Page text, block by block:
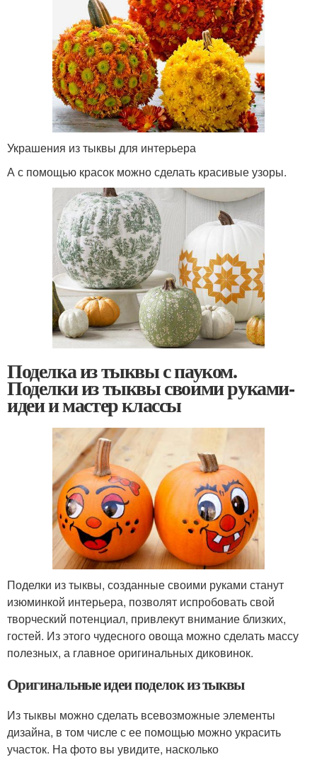
Украшения из тыквы для интерьера
А с помощью красок можно сделать красивые узоры.
Поделка из тыквы с пауком.
Поделки из тыквы своими руками-
идеи и мастер классы
Поделки из тыквы, созданные своими руками станут
изюминкой интерьера, позволят испробовать свой
творческий потенциал, привлекут внимание близких,
гостей. Из этого чудесного овоща можно сделать массу
полезных, а главное оригинальных диковинок.
Оригинальные идеи поделок из тыквы
Из тыквы можно сделать всевозможные элементы
дизайна, в том числе с ее помощью можно украсить
участок. На фото вы увидите, насколько